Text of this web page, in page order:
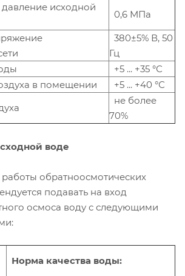
исходной
0,6 МПа
380±5% В, 50
Гц
+5 ... +35 °С
в помещении
+5 ... +40 °С
не более
70%
воде
обратноосмотических
подавать на вход
осмоса воду с следующими
Норма качества воды: